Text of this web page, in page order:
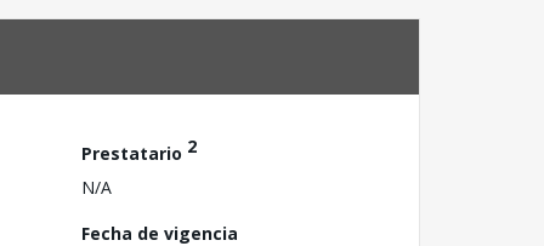
Prestatario 2
N/A
Fecha de vigencia